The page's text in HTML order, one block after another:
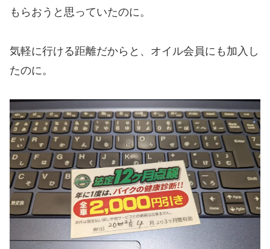
もらおうと思っていたのに。
気軽に行ける距離だからと、オイル会員にも加入し
たのに。